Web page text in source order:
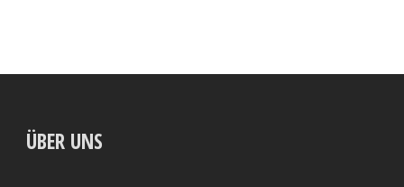
ÜBER UNS